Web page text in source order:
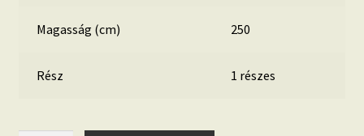
Magasság (cm) 250
Rész 1 részes